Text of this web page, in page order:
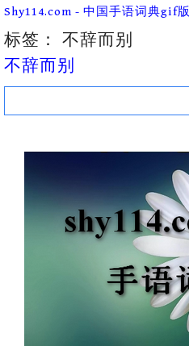
Skip
content
Shy114.com - 中国手语词典gif版
标签： 不辞而别
不辞而别
Search